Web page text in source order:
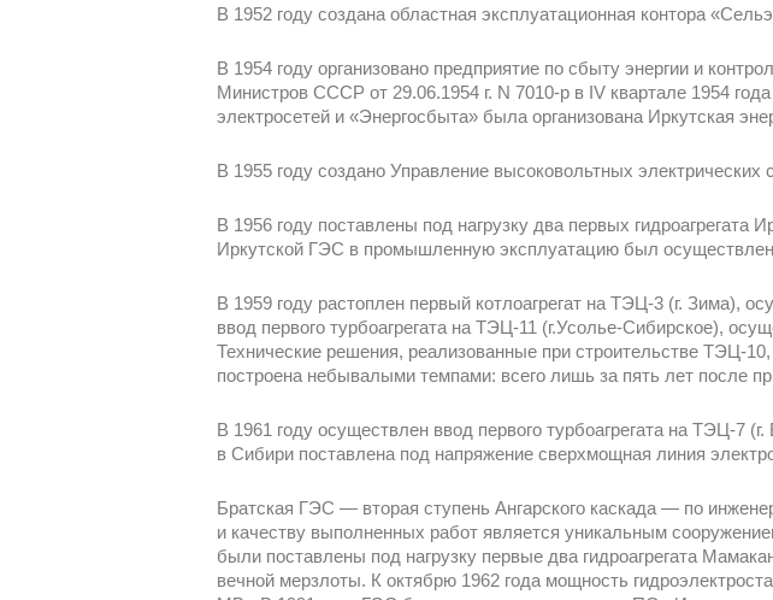
В 1952 году создана областная эксплуатационная контора
В 1954 году организовано предприятие по сбыту энергии и
Министров СССР от 29.06.1954 г. N 7010-р в IV квартале 1954
электросетей и «Энергосбыта» была организована Иркутская
В 1955 году создано Управление высоковольтных
В 1956 году поставлены под нагрузку два первых гидроагрегата
Иркутской ГЭС в промышленную эксплуатацию был осуществлен
В 1959 году растоплен первый котлоагрегат на ТЭЦ-3 (г. Зима),
ввод первого турбоагрегата на ТЭЦ-11 (г.Усолье-Сибирское),
Технические решения, реализованные при строительстве ТЭЦ-
построена небывалыми темпами: всего лишь за пять лет после
В 1961 году осуществлен ввод первого турбоагрегата на ТЭЦ-7
в Сибири поставлена под напряжение сверхмощная линия
Братская ГЭС — вторая ступень Ангарского каскада — по
и качеству выполненных работ является уникальным
были поставлены под нагрузку первые два гидроагрегата
вечной мерзлоты. К октябрю 1962 года мощность